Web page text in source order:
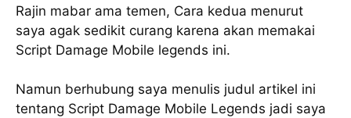
Rajin mabar ama temen, Cara kedua menurut
saya agak sedikit curang karena akan memakai
Script Damage Mobile legends ini.
Namun berhubung saya menulis judul artikel ini
tentang Script Damage Mobile Legends jadi saya